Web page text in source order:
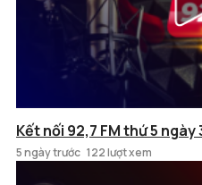
Kết nối 92,7 FM thứ 5
5 ngày trước 122 lượt xem